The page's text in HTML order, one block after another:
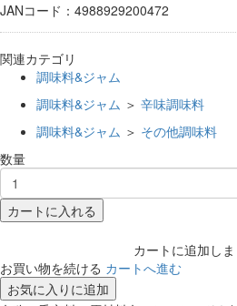
JANコード：4988929200472
関連カテゴリ
調味料&ジャム
調味料&ジャム ＞ 辛味調味料
調味料&ジャム ＞ その他調味料
数量
カートに入れる
カートに追加しま
お買い物を続ける カートへ進む
お気に入りに追加